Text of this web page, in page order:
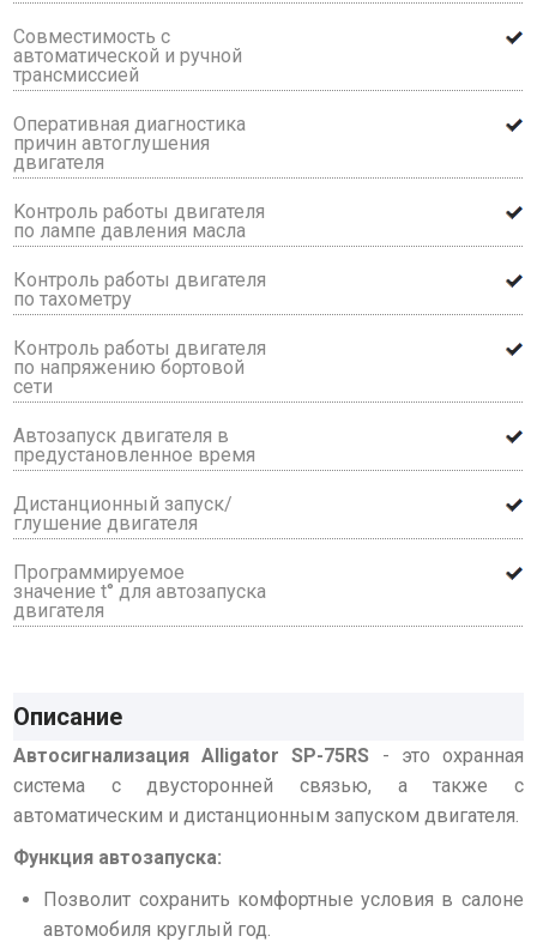
Совместимость с
автоматической и ручной
трансмиссией
Оперативная диагностика
причин автоглушения
двигателя
Kонтроль работы двигателя
по лампе давления масла
Контроль работы двигателя
по тахометру
Контроль работы двигателя
по напряжению бортовой
сети
Автозапуск двигателя в
предустановленное время
Дистанционный запуск/
глушение двигателя
Программируемое
значение t° для автозапуска
двигателя
Описание
Автосигнализация Alligator SP-75RS - это охранная
система с двусторонней связью, а также с
автоматическим и дистанционным запуском двигателя.
Функция автозапуска:
Позволит сохранить комфортные условия в салоне
автомобиля круглый год.